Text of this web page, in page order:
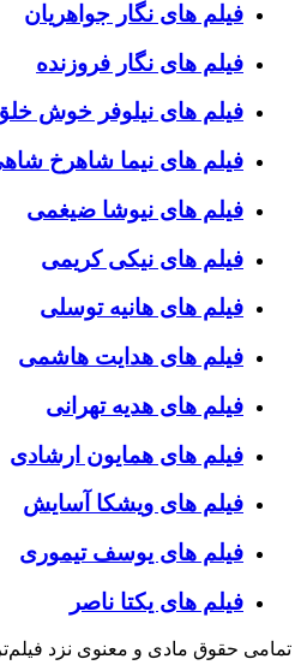
فیلم های نگار جواهریان
فیلم های نگار فروزنده
فیلم های نیلوفر خوش
فیلم های نیما شاهرخ
فیلم های نیوشا ضیغمی
فیلم های نیکی کریمی
فیلم های هانیه توسلی
فیلم های هدایت هاشمی
فیلم های هدیه تهرانی
فیلم های همایون ارشادی
فیلم های ویشکا آسایش
فیلم های یوسف تیموری
فیلم های یکتا ناصر
تمامی حقوق مادی و معنوی نزد